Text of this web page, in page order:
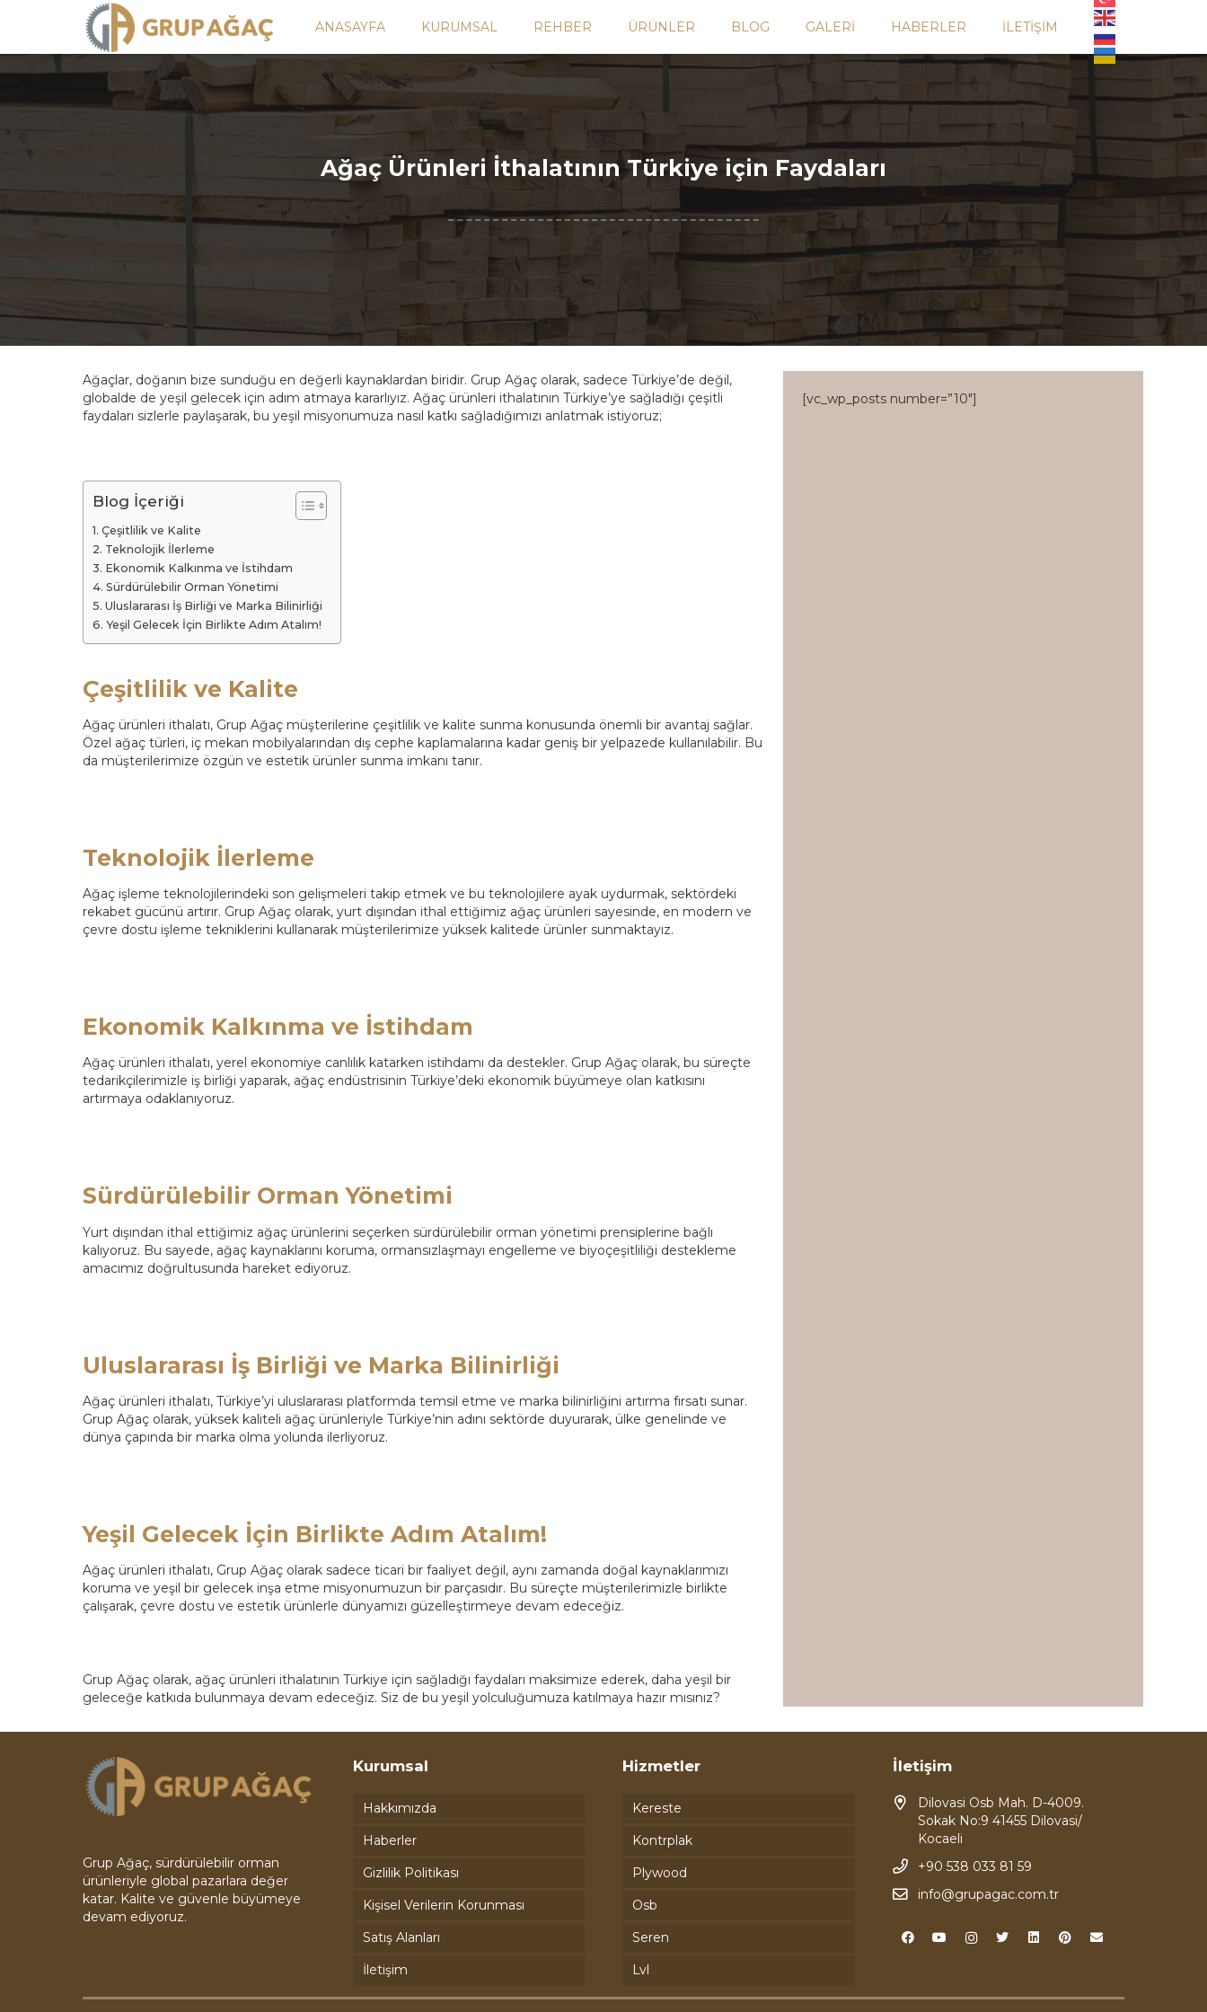
ANASAYFA KURUMSAL REHBER ÜRÜNLER BLOG GALERI HABERLER İLETIŞIM
Ağaç Ürünleri İthalatının Türkiye için Faydaları
Ağaçlar, doğanın bize sunduğu en değerli kaynaklardan biridir. Grup Ağaç olarak, sadece Türkiye’de değil,
globalde de yeşil gelecek için adım atmaya kararlıyız. Ağaç ürünleri ithalatının Türkiye’ye sağladığı çeşitli
faydaları sizlerle paylaşarak, bu yeşil misyonumuza nasıl katkı sağladığımızı anlatmak istiyoruz;
Blog İçeriği
Çeşitlilik ve Kalite
Teknolojik İlerleme
Ekonomik Kalkınma ve İstihdam
Sürdürülebilir Orman Yönetimi
Uluslararası İş Birliği ve Marka Bilinirliği
Yeşil Gelecek İçin Birlikte Adım Atalım!
Çeşitlilik ve Kalite
Ağaç ürünleri ithalatı, Grup Ağaç müşterilerine çeşitlilik ve kalite sunma konusunda önemli bir avantaj sağlar.
Özel ağaç türleri, iç mekan mobilyalarından dış cephe kaplamalarına kadar geniş bir yelpazede kullanılabilir. Bu
da müşterilerimize özgün ve estetik ürünler sunma imkanı tanır.
Teknolojik İlerleme
Ağaç işleme teknolojilerindeki son gelişmeleri takip etmek ve bu teknolojilere ayak uydurmak, sektördeki
rekabet gücünü artırır. Grup Ağaç olarak, yurt dışından ithal ettiğimiz ağaç ürünleri sayesinde, en modern ve
çevre dostu işleme tekniklerini kullanarak müşterilerimize yüksek kalitede ürünler sunmaktayız.
Ekonomik Kalkınma ve İstihdam
Ağaç ürünleri ithalatı, yerel ekonomiye canlılık katarken istihdamı da destekler. Grup Ağaç olarak, bu süreçte
tedarikçilerimizle iş birliği yaparak, ağaç endüstrisinin Türkiye’deki ekonomik büyümeye olan katkısını
artırmaya odaklanıyoruz.
Sürdürülebilir Orman Yönetimi
Yurt dışından ithal ettiğimiz ağaç ürünlerini seçerken sürdürülebilir orman yönetimi prensiplerine bağlı
kalıyoruz. Bu sayede, ağaç kaynaklarını koruma, ormansızlaşmayı engelleme ve biyoçeşitliliği destekleme
amacımız doğrultusunda hareket ediyoruz.
Uluslararası İş Birliği ve Marka Bilinirliği
Ağaç ürünleri ithalatı, Türkiye’yi uluslararası platformda temsil etme ve marka bilinirliğini artırma fırsatı sunar.
Grup Ağaç olarak, yüksek kaliteli ağaç ürünleriyle Türkiye’nin adını sektörde duyurarak, ülke genelinde ve
dünya çapında bir marka olma yolunda ilerliyoruz.
Yeşil Gelecek İçin Birlikte Adım Atalım!
Ağaç ürünleri ithalatı, Grup Ağaç olarak sadece ticari bir faaliyet değil, aynı zamanda doğal kaynaklarımızı
koruma ve yeşil bir gelecek inşa etme misyonumuzun bir parçasıdır. Bu süreçte müşterilerimizle birlikte
çalışarak, çevre dostu ve estetik ürünlerle dünyamızı güzelleştirmeye devam edeceğiz.
Grup Ağaç olarak, ağaç ürünleri ithalatının Türkiye için sağladığı faydaları maksimize ederek, daha yeşil bir
geleceğe katkıda bulunmaya devam edeceğiz. Siz de bu yeşil yolculuğumuza katılmaya hazır mısınız?
[vc_wp_posts number=”10″]
Grup Ağaç, sürdürülebilir orman
ürünleriyle global pazarlara değer
katar. Kalite ve güvenle büyümeye
devam ediyoruz.
Kurumsal
Hakkımızda
Haberler
Gizlilik Politikası
Kişisel Verilerin Korunması
Satış Alanları
İletişim
Hizmetler
Kereste
Kontrplak
Plywood
Osb
Seren
Lvl
İletişim
Dilovasi Osb Mah. D-4009.
Sokak No:9 41455 Dilovasi/
Kocaeli
+90 538 033 81 59
info@grupagac.com.tr